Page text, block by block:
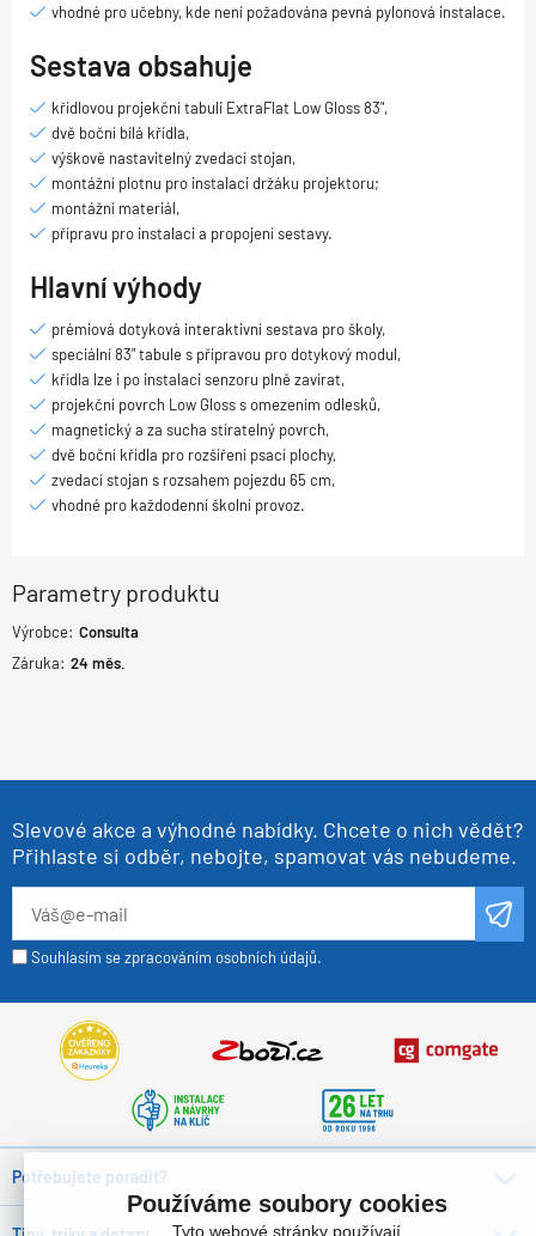
vhodné pro učebny, kde není požadována pevná pylonová instalace.
Sestava obsahuje
křídlovou projekční tabuli ExtraFlat Low Gloss 83",
dvě boční bílá křídla,
výškově nastavitelný zvedací stojan,
montážní plotnu pro instalaci držáku projektoru;
montážní materiál,
přípravu pro instalaci a propojení sestavy.
Hlavní výhody
prémiová dotyková interaktivní sestava pro školy,
speciální 83" tabule s přípravou pro dotykový modul,
křídla lze i po instalaci senzoru plně zavírat,
projekční povrch Low Gloss s omezením odlesků,
magnetický a za sucha stíratelný povrch,
dvě boční křídla pro rozšíření psací plochy,
zvedací stojan s rozsahem pojezdu 65 cm,
vhodné pro každodenní školní provoz.
Parametry produktu
Výrobce: Consulta
Záruka: 24 měs.
Slevové akce a výhodné nabídky. Chcete o nich vědět?
Přihlaste si odběr, nebojte, spamovat vás nebudeme.
Souhlasím se zpracováním osobních údajů.
Potřebujete poradit?
Používáme soubory cookies
Tyto webové stránky používají